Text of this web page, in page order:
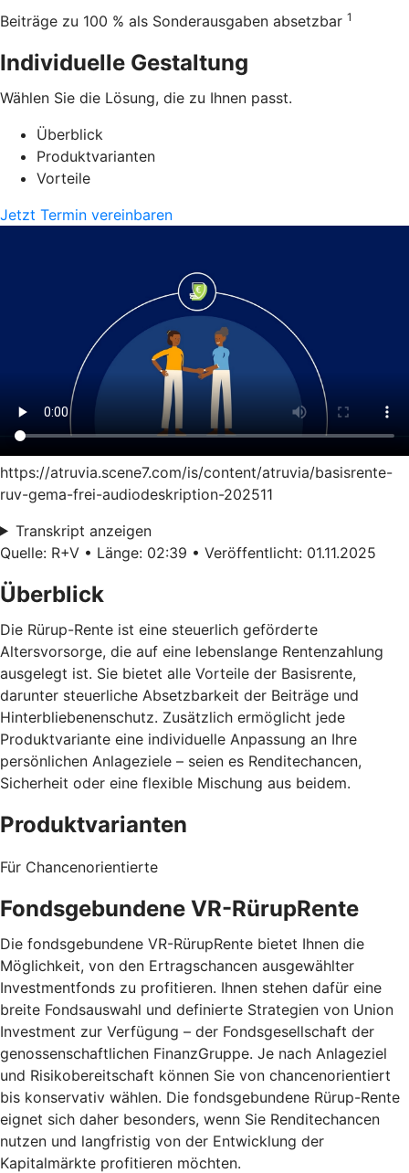
Beiträge zu 100 % als Sonderausgaben absetzbar 1
Individuelle Gestaltung
Wählen Sie die Lösung, die zu Ihnen passt.
Überblick
Produktvarianten
Vorteile
Jetzt Termin vereinbaren
https://atruvia.scene7.com/is/content/atruvia/basisrente-
ruv-gema-frei-audiodeskription-202511
Transkript anzeigen
Quelle: R+V • Länge: 02:39 • Veröffentlicht: 01.11.2025
Überblick
Die Rürup-Rente ist eine steuerlich geförderte
Altersvorsorge, die auf eine lebenslange Rentenzahlung
ausgelegt ist. Sie bietet alle Vorteile der Basisrente,
darunter steuerliche Absetzbarkeit der Beiträge und
Hinterbliebenenschutz. Zusätzlich ermöglicht jede
Produktvariante eine individuelle Anpassung an Ihre
persönlichen Anlageziele – seien es Renditechancen,
Sicherheit oder eine flexible Mischung aus beidem.
Produktvarianten
Für Chancenorientierte
Fondsgebundene VR-RürupRente
Die fondsgebundene VR-RürupRente bietet Ihnen die
Möglichkeit, von den Ertragschancen ausgewählter
Investmentfonds zu profitieren. Ihnen stehen dafür eine
breite Fondsauswahl und definierte Strategien von Union
Investment zur Verfügung – der Fondsgesellschaft der
genossenschaftlichen FinanzGruppe. Je nach Anlageziel
und Risikobereitschaft können Sie von chancenorientiert
bis konservativ wählen. Die fondsgebundene Rürup-Rente
eignet sich daher besonders, wenn Sie Renditechancen
nutzen und langfristig von der Entwicklung der
Kapitalmärkte profitieren möchten.